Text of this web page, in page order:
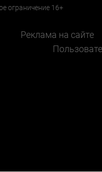
ограничение 16+
Реклама на сайте